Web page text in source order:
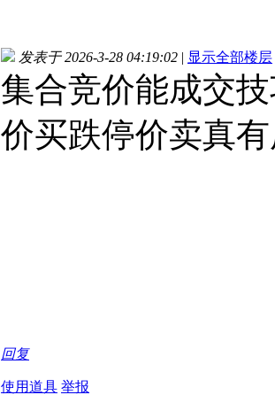
发表于 2026-3-28 04:19:02 | 显示全部楼层
集合竞价能成交
价买跌停价卖真
回复
使用道具 举报